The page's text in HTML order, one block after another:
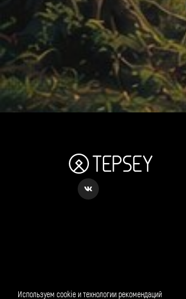
Рассылка о вкусном и полезном
Используем cookie и технологии рекомендаций